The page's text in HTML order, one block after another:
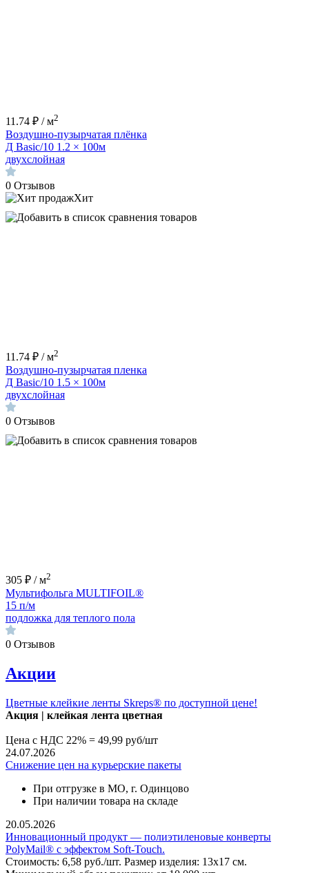
11.74 ₽ / м2
Воздушно-пузырчатая плёнка
Д Basic/10 1.2 × 100м
двухслойная
0 Отзывов
Хит
11.74 ₽ / м2
Воздушно-пузырчатая пленка
Д Basic/10 1.5 × 100м
двухслойная
0 Отзывов
305 ₽ / м2
Мультифольга MULTIFOIL®
15 п/м
подложка для теплого пола
0 Отзывов
Акции
Цветные клейкие ленты Skreps® по доступной цене!
Акция | клейкая лента цветная
Цена с НДС 22% = 49,99 руб/шт
24.07.2026
Снижение цен на курьерские пакеты
При отгрузке в МО, г. Одинцово
При наличии товара на складе
20.05.2026
Инновационный продукт — полиэтиленовые конверты
PolyMail® с эффектом Soft-Touch.
Стоимость: 6,58 руб./шт. Размер изделия: 13х17 см.